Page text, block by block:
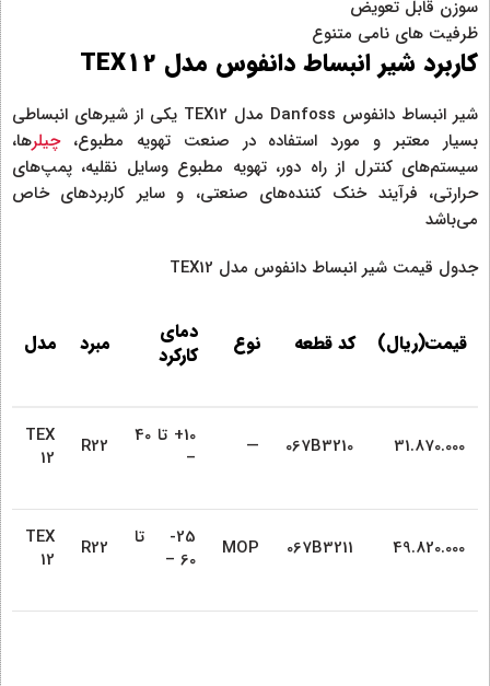
سوزن قابل تعویض
ظرفیت های نامی متنوع
کاربرد شیر انبساط دانفوس مدل TEX12
شیر انبساط دانفوس Danfoss مدل TEX12 یکی از شیرهای انبساطی
بسیار معتبر و مورد استفاده در صنعت تهویه مطبوع،چیلرها،
سیستم‌های کنترل از راه دور، تهویه مطبوع وسایل نقلیه، پمپ‌های
حرارتی، فرآیند خنک کننده‌های صنعتی، و سایر کاربردهای خاص
می‌باشد
جدول قیمت شیر انبساط دانفوس مدل TEX12
قیمت(ریال) کد قطعه نوع
دمای
کارکرد
مبرد مدل
31.870.000
067B3210
—
10+ تا 40
–
R22
TEX
12
49.820.000
067B3211
MOP
25- تا
60 –
R22
TEX
12